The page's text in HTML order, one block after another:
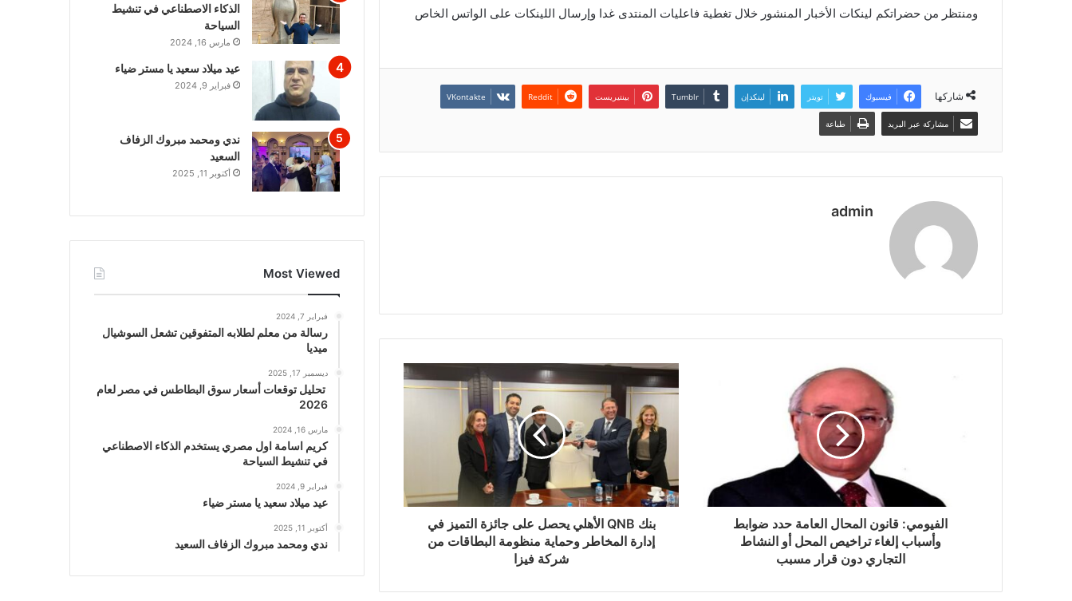
ومنتظر من حضراتكم لينكات الأخبار المنشور خلال تغطية فاعليات المنتدى غدا وإرسال اللينكات على الواتس الخاص
شاركها فيسبوك تويتر لينكدإن بينتيريست
مشاركة عبر البريد طباعة
admin
الفيومي: قانون المحال العامة حدد ضوابط
وأسباب إلغاء تراخيص المحل أو النشاط
التجاري دون قرار مسبب
بنك QNB الأهلي يحصل على جائزة التميز في
إدارة المخاطر وحماية منظومة البطاقات من
شركة فيزا
الذكاء الاصطناعي في تنشيط
السياحة
مارس 16, 2024
عيد ميلاد سعيد يا مستر ضياء
فبراير 9, 2024
ندي ومحمد مبروك الزفاف
السعيد
أكتوبر 11, 2025
Most Viewed
فبراير 7, 2024
رسالة من معلم لطلابه المتفوقين تشعل السوشيال
ميديا
ديسمبر 17, 2025
تحليل توقعات أسعار سوق البطاطس في مصر لعام
2026
مارس 16, 2024
كريم اسامة اول مصري يستخدم الذكاء الاصطناعي
في تنشيط السياحة
فبراير 9, 2024
عيد ميلاد سعيد يا مستر ضياء
أكتوبر 11, 2025
ندي ومحمد مبروك الزفاف السعيد